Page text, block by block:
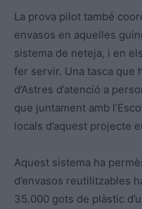
La prova pilot també
envasos en aquelles
sistema de neteja, i en
fer servir. Una tasca que
d’Astres d’atenció a
que juntament amb
locals d’aquest projecte
Aquest sistema ha
d’envasos reutilitzables
35.000 gots de plàstic